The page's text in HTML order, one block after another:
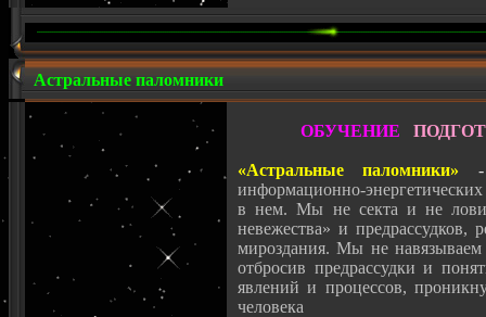
Астральные паломники
ОБУЧЕНИЕ
«Астральные паломники» -
информационно-
в нем. Мы не секта и не
невежества» и
мироздания. Мы не
отбросив предрассудки и
явлений и процессов,
человека